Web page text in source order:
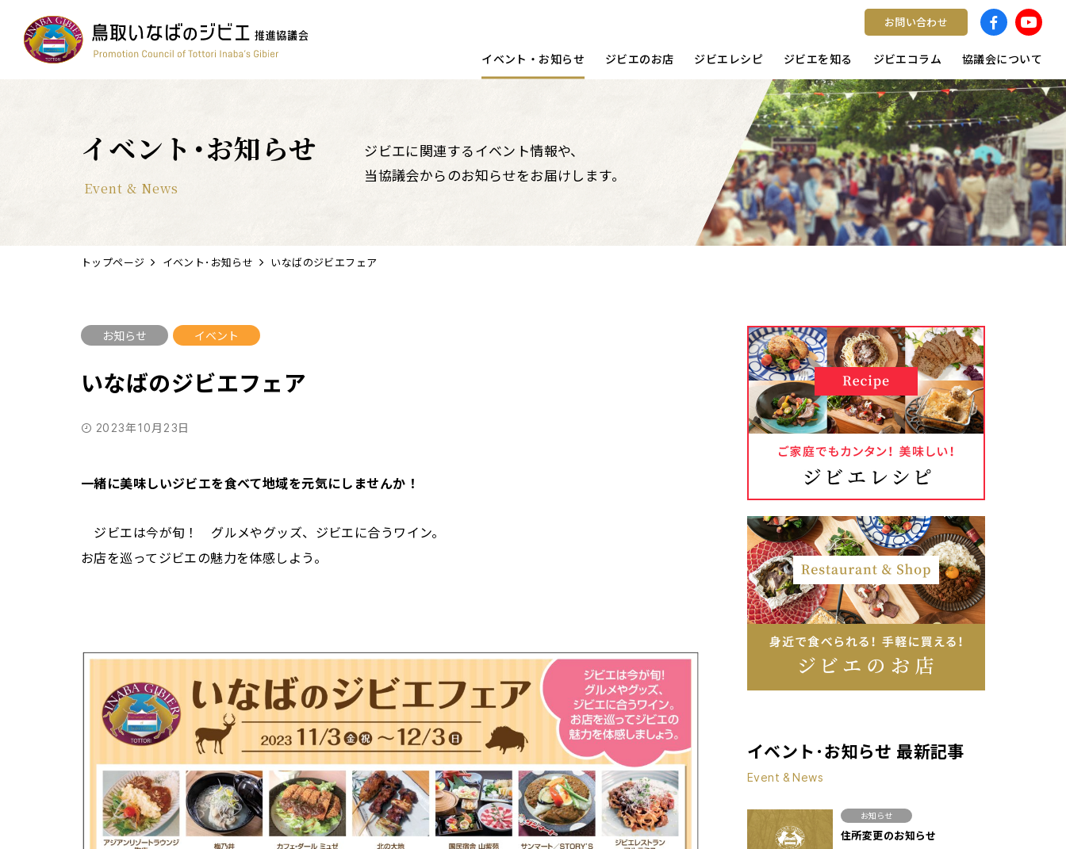
お問い合わせ
イベント・お知らせ
コンテスト
ジビエのお店
ワイン
ジビエレシピ
簡単レシピ
ジビエを知る
鳥獣被害対策
ジビエコラム
すべて
協議会について
イベント･お知らせ
Event & News
ジビエに関連するイベント情報や、
当協議会からのお知らせをお届けします。
トップページ イベント･お知らせ いなばのジビエフェア
お知らせ イベント
いなばのジビエフェア
2023年10月23日
一緒に美味しいジビエを食べて地域を元気にしませんか！
ジビエは今が旬！ グルメやグッズ、ジビエに合うワイン。
お店を巡ってジビエの魅力を体感しよう。
イベント･お知らせ 最新記事
Event & News
お知らせ
住所変更のお知らせ